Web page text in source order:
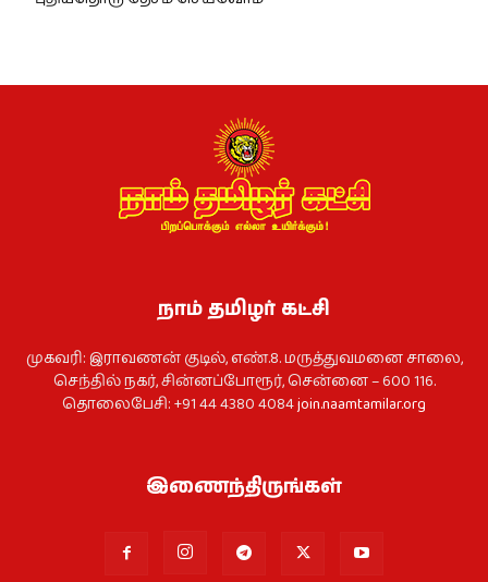
நாம் தமிழர் கட்சி
முகவரி: இராவணன் குடில், எண்.8. மருத்துவமனை சாலை,
செந்தில் நகர், சின்னப்போரூர், சென்னை – 600 116.
தொலைபேசி: +91 44 4380 4084join.naamtamilar.org
இணைந்திருங்கள்